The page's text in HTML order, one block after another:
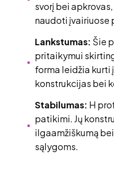
svorį bei
naudoti įvairiuose
Lankstumas: Šie
pritaikymui
forma leidžia kurti
konstrukcijas bei
Stabilumas: H
patikimi. Jų
ilgaamžiškumą
sąlygoms.